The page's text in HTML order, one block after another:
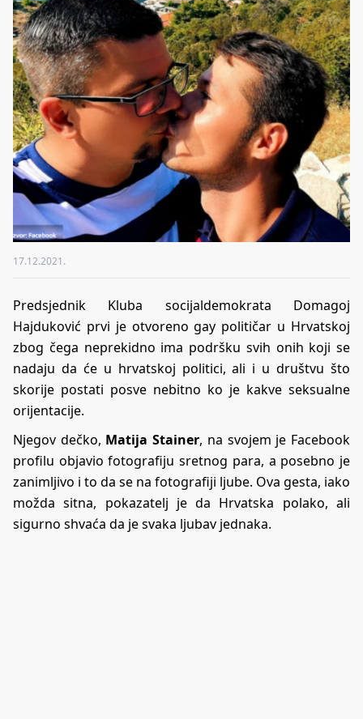
17.12.2021.
Predsjednik Kluba socijaldemokrata Domagoj
Hajduković prvi je otvoreno gay političar u Hrvatskoj
zbog čega neprekidno ima podršku svih onih koji se
nadaju da će u hrvatskoj politici, ali i u društvu što
skorije postati posve nebitno ko je kakve seksualne
orijentacije.
Njegov dečko, Matija Stainer, na svojem je Facebook
profilu objavio fotografiju sretnog para, a posebno je
zanimljivo i to da se na fotografiji ljube. Ova gesta, iako
možda sitna, pokazatelj je da Hrvatska polako, ali
sigurno shvaća da je svaka ljubav jednaka.